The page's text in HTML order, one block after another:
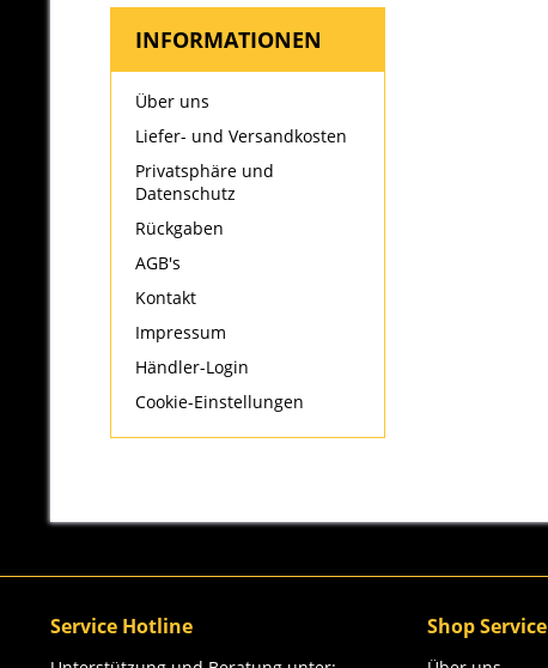
INFORMATIONEN
Über uns
Liefer- und Versandkosten
Privatsphäre und
Datenschutz
Rückgaben
AGB's
Kontakt
Impressum
Händler-Login
Cookie-Einstellungen
Service Hotline Shop Service